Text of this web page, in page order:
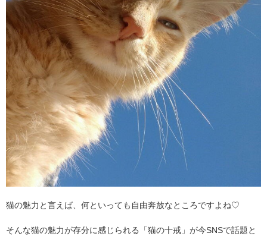
猫の魅力と言えば、何といっても自由奔放なところですよね♡
そんな猫の魅力が存分に感じられる「猫の十戒」が今SNSで話題と